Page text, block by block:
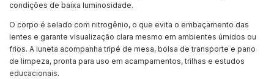
condições de baixa luminosidade.
O corpo é selado com nitrogênio, o que evita o embaçamento das
lentes e garante visualização clara mesmo em ambientes úmidos ou
frios. A luneta acompanha tripé de mesa, bolsa de transporte e pano
de limpeza, pronta para uso em acampamentos, trilhas e estudos
educacionais.